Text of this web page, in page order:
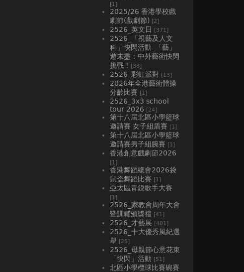
[1]
2025/26 香港學校戲
劇節(戲劇節) [2]
2526_英文日 [371]
2526_「視藝及人文
科」快閃活動_「藝」
遊未盡：中外藝術快閃
挑戰 ! [38]
2526_彩虹派對 [13]
2026年全港藝術體操
分齡比賽 [1]
2526_3x3 school
tour 2026 [24]
第十八屆北區小學籃球
邀請賽 女子組盾賽 [1]
第十八屆北區小學籃球
邀請賽男子組腕賽 [1]
香港創意戲劇節2026
[1]
香港舞蹈總會2026袋
鼠盃舞蹈比賽 [1]
亞太區青鋭歌手大賽
[1]
2526_家教會周年大會
暨訓輔頒獎禮 [41]
2526_才藝展 [401]
2526_十大優秀風紀選
舉 [25]
2526_母親節心意花束
「快閃」活動 [51]
北區小學欖球比賽碗賽